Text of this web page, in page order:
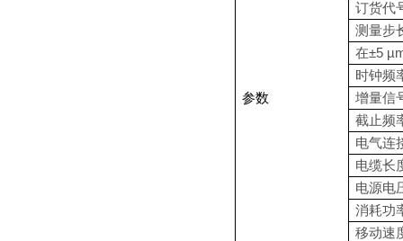
参数
订货代
测量步
在±5
时钟频
增量信
截止频
电气连
电缆长
电源电
消耗功
移动速